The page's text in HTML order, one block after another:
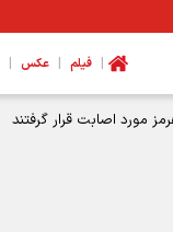
| فیلم | عکس |
مورد اصابت قرار گرفتند